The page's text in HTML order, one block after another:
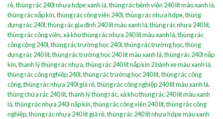
rẻ,thùng rác 240l nhựa hdpe xanh lá,thùng rác bệnh viện 240 lít màu xanh lá,
thùng rác nắp kín,thùng rác công viên 240l,thùng rác nhựa hdpe,thùng
đựng rác 240l,thùng rác gia đình 240 lít màu xanh lá,thùng rác nhựa 240 lít,
thùng rác công viên,xả kho thùng rác nhựa 240 lít màu xanh lá,thùng rác
công cộng 240l,thùng rác trường học 240l,thùng rác trường học,thùng
đựng rác 240 lít,thùng rác trường học 240 lít màu xanh lá,thùng rác 240l nắp
kín,thanh lý thùng rác nhựa,thùng rác 240 lít nắp kín 2 bánh xe màu xanh lá,
thùng rác công nghiệp 240l,thùng rác trường học 240 lít,thùng rác công
cộng,thùng rác nhựa 240l giá rẻ,thùng rác công nghiệp 240 lít màu xanh lá,
thùng chứa rác 240 lít,thanh lý thùng rác,xả kho thùng rác 240 lít màu xanh
lá,thùng rác nhựa 240l nắp kín,thùng rác công viên 240 lít,thùng rác công
nghiệp,thùng rác nhựa 240 lít giá rẻ,thùng rác 240 lít nhựa hdpe màu xanh